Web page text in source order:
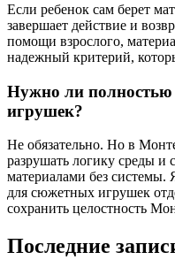
Если ребенок сам берет
завершает действие и
помощи взрослого,
надежный критерий,
Нужно ли полностью
игрушек?
Не обязательно. Но в
разрушать логику среды
материалами без
для сюжетных игрушек
сохранить целостность
Последние